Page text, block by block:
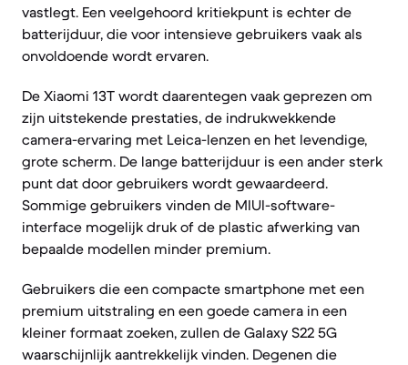
vastlegt. Een veelgehoord kritiekpunt is echter de
batterijduur, die voor intensieve gebruikers vaak als
onvoldoende wordt ervaren.
De Xiaomi 13T wordt daarentegen vaak geprezen om
zijn uitstekende prestaties, de indrukwekkende
camera-ervaring met Leica-lenzen en het levendige,
grote scherm. De lange batterijduur is een ander sterk
punt dat door gebruikers wordt gewaardeerd.
Sommige gebruikers vinden de MIUI-software-
interface mogelijk druk of de plastic afwerking van
bepaalde modellen minder premium.
Gebruikers die een compacte smartphone met een
premium uitstraling en een goede camera in een
kleiner formaat zoeken, zullen de Galaxy S22 5G
waarschijnlijk aantrekkelijk vinden. Degenen die